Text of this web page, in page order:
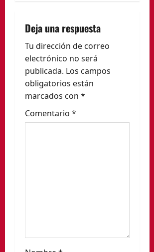
i
ó
n
d
e
d
Deja una respuesta
Tu dirección de correo
electrónico no será
publicada. Los campos
obligatorios están
marcados con *
Comentario *